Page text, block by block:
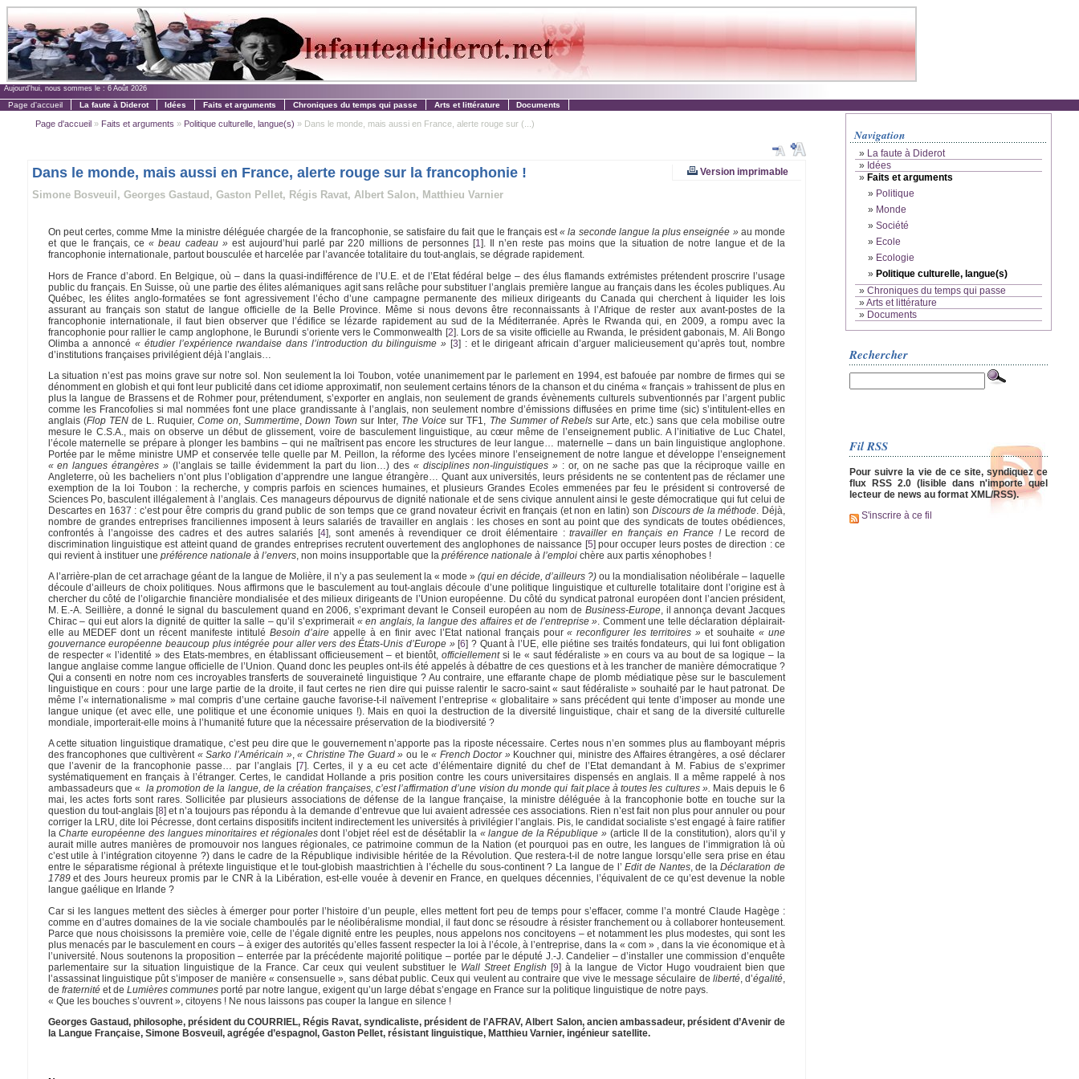
Aujourd'hui, nous sommes le : 6 Août 2026
Page d'accueil La faute à Diderot Idées Faits et arguments Chroniques du temps qui passe Arts et littérature Documents
Page d'accueil» Faits et arguments » Politique culturelle, langue(s) » Dans le monde, mais aussi en France, alerte rouge sur (...)
Version imprimable
Dans le monde, mais aussi en France, alerte rouge sur la francophonie !
Simone Bosveuil, Georges Gastaud, Gaston Pellet, Régis Ravat, Albert Salon, Matthieu Varnier
On peut certes, comme Mme la ministre déléguée chargée de la francophonie, se satisfaire du fait que le français est« la seconde langue la plus enseignée »au monde
et que le français, ce« beau cadeau »est aujourd’hui parlé par 220 millions de personnes[1]. Il n’en reste pas moins que la situation de notre langue et de la
francophonie internationale, partout bousculée et harcelée par l’avancée totalitaire du tout-anglais, se dégrade rapidement.
Hors de France d’abord. En Belgique, où – dans la quasi-indifférence de l’U.E. et de l’Etat fédéral belge – des élus flamands extrémistes prétendent proscrire l’usage
public du français. En Suisse, où une partie des élites alémaniques agit sans relâche pour substituer l’anglais première langue au français dans les écoles publiques. Au
Québec, les élites anglo-formatées se font agressivement l’écho d’une campagne permanente des milieux dirigeants du Canada qui cherchent à liquider les lois
assurant au français son statut de langue officielle de la Belle Province. Même si nous devons être reconnaissants à l’Afrique de rester aux avant-postes de la
francophonie internationale, il faut bien observer que l’édifice se lézarde rapidement au sud de la Méditerranée. Après le Rwanda qui, en 2009, a rompu avec la
francophonie pour rallier le camp anglophone, le Burundi s’oriente vers le Commonwealth [2]. Lors de sa visite officielle au Rwanda, le président gabonais, M. Ali Bongo
Olimba a annoncé « étudier l’expérience rwandaise dans l’introduction du bilinguisme » [3] : et le dirigeant africain d’arguer malicieusement qu’après tout, nombre
d’institutions françaises privilégient déjà l’anglais…
La situation n’est pas moins grave sur notre sol. Non seulement la loi Toubon, votée unanimement par le parlement en 1994, est bafouée par nombre de firmes qui se
dénomment en globish et qui font leur publicité dans cet idiome approximatif, non seulement certains ténors de la chanson et du cinéma « français » trahissent de plus en
plus la langue de Brassens et de Rohmer pour, prétendument, s’exporter en anglais, non seulement de grands évènements culturels subventionnés par l’argent public
comme les Francofolies si mal nommées font une place grandissante à l’anglais, non seulement nombre d’émissions diffusées en prime time (sic) s’intitulent-elles en
anglais (Flop TENde L. Ruquier, Come on ,Summertime ,Down Town sur Inter, The Voice sur TF1, The Summer of Rebelssur Arte, etc.) sans que cela mobilise outre
mesure le C.S.A., mais on observe un début de glissement, voire de basculement linguistique, au cœur même de l’enseignement public. A l’initiative de Luc Chatel,
l’école maternelle se prépare à plonger les bambins – qui ne maîtrisent pas encore les structures de leur langue… maternelle – dans un bain linguistique anglophone.
Portée par le même ministre UMP et conservée telle quelle par M. Peillon, la réforme des lycées minore l’enseignement de notre langue et développe l’enseignement
« en langues étrangères »(l’anglais se taille évidemment la part du lion…) des « disciplines non-linguistiques » : or, on ne sache pas que la réciproque vaille en
Angleterre, où les bacheliers n’ont plus l’obligation d’apprendre une langue étrangère… Quant aux universités, leurs présidents ne se contentent pas de réclamer une
exemption de la loi Toubon : la recherche, y compris parfois en sciences humaines, et plusieurs Grandes Ecoles emmenées par feu le président si controversé de
Sciences Po, basculent illégalement à l’anglais. Ces manageurs dépourvus de dignité nationale et de sens civique annulent ainsi le geste démocratique qui fut celui de
Descartes en 1637 : c’est pour être compris du grand public de son temps que ce grand novateur écrivit en français (et non en latin) son Discours de la méthode . Déjà,
nombre de grandes entreprises franciliennes imposent à leurs salariés de travailler en anglais : les choses en sont au point que des syndicats de toutes obédiences,
confrontés à l’angoisse des cadres et des autres salariés [4] , sont amenés à revendiquer ce droit élémentaire :travailler en français en France !Le record de
discrimination linguistique est atteint quand de grandes entreprises recrutent ouvertement des anglophones de naissance [5]pour occuper leurs postes de direction : ce
qui revient à instituer une préférence nationale à l’envers, non moins insupportable que la préférence nationale à l’emploichère aux partis xénophobes !
A l’arrière-plan de cet arrachage géant de la langue de Molière, il n’y a pas seulement la « mode » (qui en décide, d’ailleurs ?)ou la mondialisation néolibérale – laquelle
découle d’ailleurs de choix politiques. Nous affirmons que le basculement au tout-anglais découle d’une politique linguistique et culturelle totalitaire dont l’origine est à
chercher du côté de l’oligarchie financière mondialisée et des milieux dirigeants de l’Union européenne. Du côté du syndicat patronal européen dont l’ancien président,
M. E.-A. Seillière, a donné le signal du basculement quand en 2006, s’exprimant devant le Conseil européen au nom de Business-Europe, il annonça devant Jacques
Chirac – qui eut alors la dignité de quitter la salle – qu’il s’exprimerait « en anglais, la langue des affaires et de l’entreprise ». Comment une telle déclaration déplairait-
elle au MEDEF dont un récent manifeste intituléBesoin d’aire appelle à en finir avec l’Etat national français pour« reconfigurer les territoires » et souhaite« une
gouvernance européenne beaucoup plus intégrée pour aller vers des États-Unis d’Europe »[6] ? Quant à l’UE, elle piétine ses traités fondateurs, qui lui font obligation
de respecter « l’identité » des Etats-membres, en établissant officieusement – et bientôt, officiellementsi le « saut fédéraliste » en cours va au bout de sa logique – la
langue anglaise comme langue officielle de l’Union. Quand donc les peuples ont-ils été appelés à débattre de ces questions et à les trancher de manière démocratique ?
Qui a consenti en notre nom ces incroyables transferts de souveraineté linguistique ? Au contraire, une effarante chape de plomb médiatique pèse sur le basculement
linguistique en cours : pour une large partie de la droite, il faut certes ne rien dire qui puisse ralentir le sacro-saint « saut fédéraliste » souhaité par le haut patronat. De
même l’« internationalisme » mal compris d’une certaine gauche favorise-t-il naïvement l’entreprise « globalitaire » sans précédent qui tente d’imposer au monde une
langue unique (et avec elle, une politique et une économie uniques !). Mais en quoi la destruction de la diversité linguistique, chair et sang de la diversité culturelle
mondiale, importerait-elle moins à l’humanité future que la nécessaire préservation de la biodiversité ?
A cette situation linguistique dramatique, c’est peu dire que le gouvernement n’apporte pas la riposte nécessaire. Certes nous n’en sommes plus au flamboyant mépris
des francophones que cultivèrent « Sarko l’Américain »,« Christine The Guard » ou le« French Doctor »Kouchner qui, ministre des Affaires étrangères, a osé déclarer
que l’avenir de la francophonie passe… par l’anglais [7]. Certes, il y a eu cet acte d’élémentaire dignité du chef de l’Etat demandant à M. Fabius de s’exprimer
systématiquement en français à l’étranger. Certes, le candidat Hollande a pris position contre les cours universitaires dispensés en anglais. Il a même rappelé à nos
ambassadeurs que « la promotion de la langue, de la création françaises, c’est l’affirmation d’une vision du monde qui fait place à toutes les cultures ». Mais depuis le 6
mai, les actes forts sont rares. Sollicitée par plusieurs associations de défense de la langue française, la ministre déléguée à la francophonie botte en touche sur la
question du tout-anglais[8] et n’a toujours pas répondu à la demande d’entrevue que lui avaient adressée ces associations. Rien n’est fait non plus pour annuler ou pour
corriger la LRU, dite loi Pécresse, dont certains dispositifs incitent indirectement les universités à privilégier l’anglais. Pis, le candidat socialiste s’est engagé à faire ratifier
laCharte européenne des langues minoritaires et régionalesdont l’objet réel est de désétablir la « langue de la République » (article II de la constitution), alors qu’il y
aurait mille autres manières de promouvoir nos langues régionales, ce patrimoine commun de la Nation (et pourquoi pas en outre, les langues de l’immigration là où
c’est utile à l’intégration citoyenne ?) dans le cadre de la République indivisible héritée de la Révolution. Que restera-t-il de notre langue lorsqu’elle sera prise en étau
entre le séparatisme régional à prétexte linguistique et le tout-globish maastrichtien à l’échelle du sous-continent ? La langue de l’Edit de Nantes, de laDéclaration de
1789et des Jours heureux promis par le CNR à la Libération, est-elle vouée à devenir en France, en quelques décennies, l’équivalent de ce qu’est devenue la noble
langue gaélique en Irlande ?
Car si les langues mettent des siècles à émerger pour porter l’histoire d’un peuple, elles mettent fort peu de temps pour s’effacer, comme l’a montré Claude Hagège :
comme en d’autres domaines de la vie sociale chamboulés par le néolibéralisme mondial, il faut donc se résoudre à résister franchement ou à collaborer honteusement.
Parce que nous choisissons la première voie, celle de l’égale dignité entre les peuples, nous appelons nos concitoyens – et notamment les plus modestes, qui sont les
plus menacés par le basculement en cours – à exiger des autorités qu’elles fassent respecter la loi à l’école, à l’entreprise, dans la « com » , dans la vie économique et à
l’université. Nous soutenons la proposition – enterrée par la précédente majorité politique – portée par le député J.-J. Candelier – d’installer une commission d’enquête
parlementaire sur la situation linguistique de la France. Car ceux qui veulent substituer le Wall Street English [9] à la langue de Victor Hugo voudraient bien que
l’assassinat linguistique pût s’imposer de manière « consensuelle », sans débat public. Ceux qui veulent au contraire que vive le message séculaire de liberté, d’égalité,
de fraternitéet de Lumières communesporté par notre langue, exigent qu’un large débat s’engage en France sur la politique linguistique de notre pays.
« Que les bouches s’ouvrent », citoyens ! Ne nous laissons pas couper la langue en silence !
Georges Gastaud, philosophe, président du COURRIEL, Régis Ravat, syndicaliste, président de l’AFRAV, Albert Salon, ancien ambassadeur, président d’Avenir de
la Langue Française, Simone Bosveuil, agrégée d’espagnol, Gaston Pellet, résistant linguistique, Matthieu Varnier, ingénieur satellite.
Navigation
» La faute à Diderot
» Idées
» Faits et arguments
» Politique
» Monde
» Société
» Ecole
» Ecologie
» Politique culturelle, langue(s)
» Chroniques du temps qui passe
»Arts et littérature
» Documents
Rechercher
Fil RSS
Pour suivre la vie de ce site, syndiquez ce
flux RSS 2.0 (lisible dans n'importe quel
lecteur de news au format XML/RSS).
S'inscrire à ce fil